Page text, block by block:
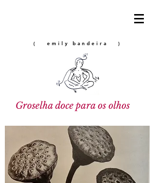
( emily bandeira )
Groselha doce para os olhos